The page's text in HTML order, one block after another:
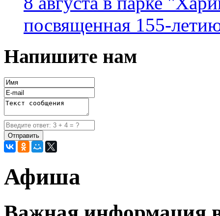
посвященная 155-
Напишите нам
Афиша